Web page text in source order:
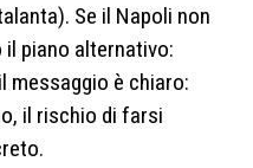
Se il Napoli non
piano alternativo:
messaggio è chiaro:
il rischio di farsi